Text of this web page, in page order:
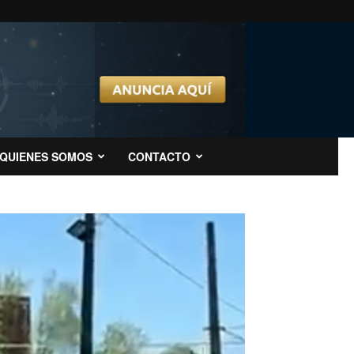
QUIENES SOMOS CONTACTO